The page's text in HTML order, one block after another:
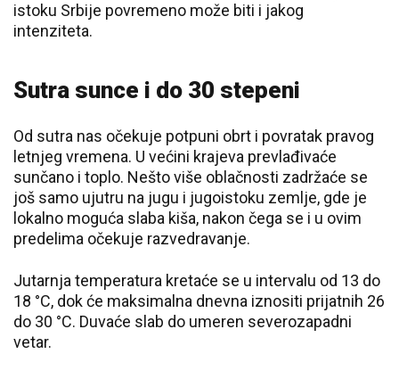
istoku Srbije povremeno može biti i jakog
intenziteta.
Sutra sunce i do 30 stepeni
Od sutra nas očekuje potpuni obrt i povratak pravog
letnjeg vremena. U većini krajeva prevlađivaće
sunčano i toplo. Nešto više oblačnosti zadržaće se
još samo ujutru na jugu i jugoistoku zemlje, gde je
lokalno moguća slaba kiša, nakon čega se i u ovim
predelima očekuje razvedravanje.
Jutarnja temperatura kretaće se u intervalu od 13 do
18 °C, dok će maksimalna dnevna iznositi prijatnih 26
do 30 °C. Duvaće slab do umeren severozapadni
vetar.